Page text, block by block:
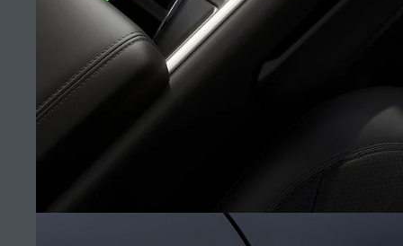
FRANÇAIS
Détaillant